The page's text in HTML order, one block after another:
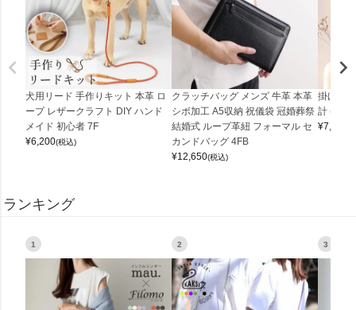
犬用リード 手作りキット 本革 ロ
ープ レザークラフト DIY ハンド
メイド 初心者 7F
¥6,200(税込)
クラッチバッグ メンズ 牛革 本革
シボ加工 A5収納 祝儀袋 冠婚葬祭
結婚式 ループ革紐 フォーマル セ
カンドバッグ 4FB
¥12,650(税込)
掛け時
計
¥7,150
ランキング
1 2 3